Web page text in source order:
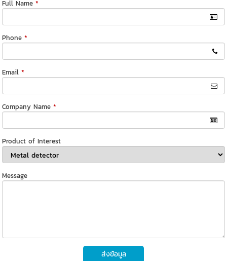
Full Name *
Phone *
Email *
Company Name *
Product of Interest
Message
ส่งข้อมูล